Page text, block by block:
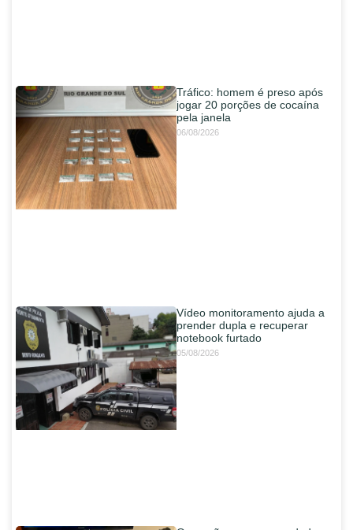
Tráfico: homem é preso após
jogar 20 porções de cocaína
pela janela
06/08/2026
Vídeo monitoramento ajuda a
prender dupla e recuperar
notebook furtado
05/08/2026